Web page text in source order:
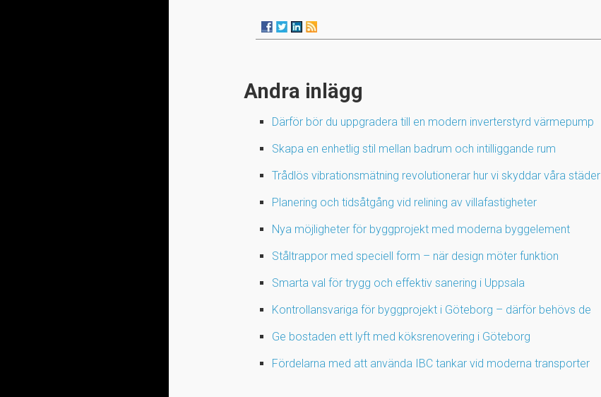
Andra inlägg
Därför bör du uppgradera till en modern inverterstyrd värmepump
Skapa en enhetlig stil mellan badrum och intilliggande rum
Trådlös vibrationsmätning revolutionerar hur vi skyddar våra städer
Planering och tidsåtgång vid relining av villafastigheter
Nya möjligheter för byggprojekt med moderna byggelement
Ståltrappor med speciell form – när design möter funktion
Smarta val för trygg och effektiv sanering i Uppsala
Kontrollansvariga för byggprojekt i Göteborg – därför behövs de
Ge bostaden ett lyft med köksrenovering i Göteborg
Fördelarna med att använda IBC tankar vid moderna transporter